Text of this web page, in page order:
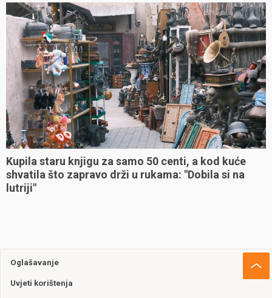
Kupila staru knjigu za samo 50 centi, a kod kuće
shvatila što zapravo drži u rukama: "Dobila si na
lutriji"
Oglašavanje
Uvjeti korištenja